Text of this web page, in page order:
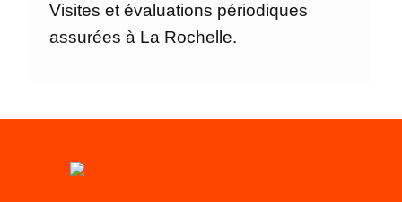
Visites et évaluations périodiques
assurées à La Rochelle.